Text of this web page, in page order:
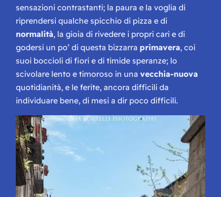
sensazioni contrastanti; la paura e la voglia di
riprendersi qualche spicchio di pizza e di
normalità, la gioia di rivedere i propri cari e di
godersi un po’ di questa bizzarra primavera, coi
suoi boccioli di fiori e di timide speranze; lo
scivolare lento e timoroso in una vecchia-nuova
quotidianità, e le ferite, ancora difficili da
individuare bene, di mesi a dir poco difficili.